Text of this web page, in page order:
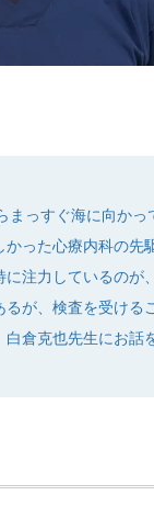
まっすぐ海に向か
かった心療内科の先
に注力しているのが
るが、検査を受け
白倉克也先生にお話